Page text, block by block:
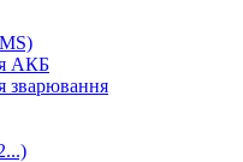
АКБ
зварювання